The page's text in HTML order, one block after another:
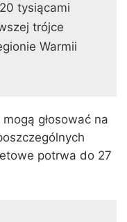
tysiącami
trójce
Warmii
głosować na
potrwa do 27